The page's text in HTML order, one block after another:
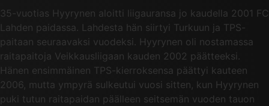
35-vuotias Hyyrynen aloitti liigauransa jo kaudella 2001 FC
Lahden paidassa. Lahdesta hän siirtyi Turkuun ja TPS-
paitaan seuraavaksi vuodeksi. Hyyrynen oli nostamassa
raitapaitoja Veikkausliigaan kauden 2002 päätteeksi.
Hänen ensimmäinen TPS-kierroksensa päättyi kauteen
2006, mutta ympyrä sulkeutui vuosi sitten, kun Hyyrynen
puki tutun raitapaidan päälleen seitsemän vuoden tauon